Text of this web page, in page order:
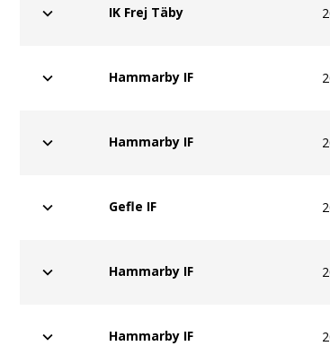
IK Frej Täby
Hammarby IF
Hammarby IF
Gefle IF
Hammarby IF
Hammarby IF